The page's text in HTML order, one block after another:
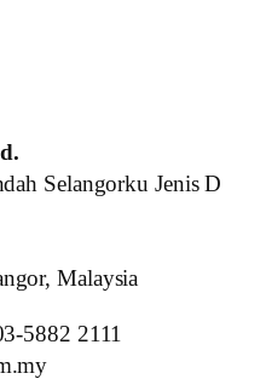
Selangorku Jenis D
Malaysia
5882 2111